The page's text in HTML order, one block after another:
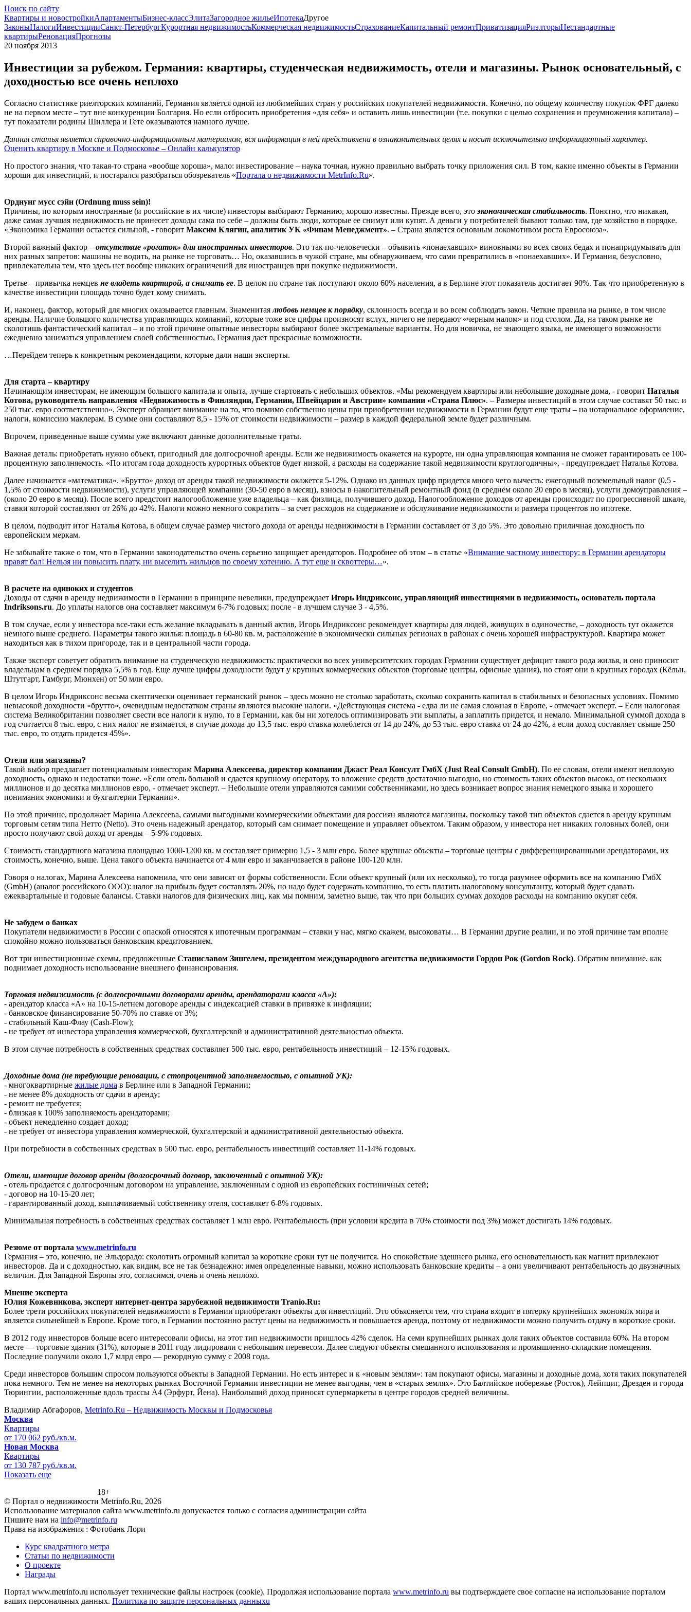
Поиск по сайту
Квартиры и новостройкиАпартаментыБизнес-классЭлитаЗагородное жильеИпотекаДругое
ЗаконыНалогиИнвестицииСанкт-ПетербургКурортная недвижимостьКоммерческая недвижимостьСтрахованиеКапитальный ремонтПриватизацияРиэлторыНестандартные
квартирыРеновацияПрогнозы
20 ноября 2013
Инвестиции за рубежом. Германия: квартиры, студенческая недвижимость, отели и магазины. Рынок основательный, с
доходностью все очень неплохо
Согласно статистике риелторских компаний, Германия является одной из любимейших стран у российских покупателей недвижимости. Конечно, по общему количеству покупок ФРГ далеко
не на первом месте – тут вне конкуренции Болгария. Но если отбросить приобретения «для себя» и оставить лишь инвестиции (т.е. покупки с целью сохранения и преумножения капитала) –
тут показатели родины Шиллера и Гете оказываются намного лучше.
Данная статья является справочно-информационным материалом, вся информация в ней представлена в ознакомительных целях и носит исключительно информационный характер.
Оценить квартиру в Москве и Подмосковье – Онлайн калькулятор
Но простого знания, что такая-то страна «вообще хороша», мало: инвестирование – наука точная, нужно правильно выбрать точку приложения сил. В том, какие именно объекты в Германии
хороши для инвестиций, и постарался разобраться обозреватель «Портала о недвижимости MetrInfo.Ru».
Орднунг мусс сэйн (Ordnung muss sein)!
Причины, по которым иностранные (и российские в их числе) инвесторы выбирают Германию, хорошо известны. Прежде всего, этоэкономическая стабильность. Понятно, что никакая,
даже самая лучшая недвижимость не принесет доходы сама по себе – должны быть люди, которые ее снимут или купят. А деньги у потребителей бывают только там, где хозяйство в порядке.
«Экономика Германии остается сильной, - говорит Максим Клягин, аналитик УК «Финам Менеджмент». – Страна является основным локомотивом роста Евросоюза».
Второй важный фактор – отсутствие «рогаток» для иностранных инвесторов. Это так по-человечески – объявить «понаехавших» виновными во всех своих бедах и понапридумывать для
них разных запретов: машины не водить, на рынке не торговать… Но, оказавшись в чужой стране, мы обнаруживаем, что сами превратились в «понаехавших». И Германия, безусловно,
привлекательна тем, что здесь нет вообще никаких ограничений для иностранцев при покупке недвижимости.
Третье – привычка немцев не владеть квартирой, а снимать ее. В целом по стране так поступают около 60% населения, а в Берлине этот показатель достигает 90%. Так что приобретенную в
качестве инвестиции площадь точно будет кому снимать.
И, наконец, фактор, который для многих оказывается главным. Знаменитаялюбовь немцев к порядку, склонность всегда и во всем соблюдать закон. Четкие правила на рынке, в том числе
аренды. Наличие большого количества управляющих компаний, которые тоже все цифры произносят вслух, ничего не передают «черным налом» и под столом. Да, на таком рынке не
сколотишь фантастический капитал – и по этой причине опытные инвесторы выбирают более экстремальные варианты. Но для новичка, не знающего языка, не имеющего возможности
ежедневно заниматься управлением своей собственностью, Германия дает прекрасные возможности.
…Перейдем теперь к конкретным рекомендациям, которые дали наши эксперты.
Для старта – квартиру
Начинающим инвесторам, не имеющим большого капитала и опыта, лучше стартовать с небольших объектов. «Мы рекомендуем квартиры или небольшие доходные дома, - говорит Наталья
Котова, руководитель направления «Недвижимость в Финляндии, Германии, Швейцарии и Австрии» компании «Страна Плюс». – Размеры инвестиций в этом случае составят 50 тыс. и
250 тыс. евро соответственно». Эксперт обращает внимание на то, что помимо собственно цены при приобретении недвижимости в Германии будут еще траты – на нотариальное оформление,
налоги, комиссию маклерам. В сумме они составляют 8,5 - 15% от стоимости недвижимости – размер в каждой федеральной земле будет различным.
Впрочем, приведенные выше суммы уже включают данные дополнительные траты.
Важная деталь: приобретать нужно объект, пригодный для долгосрочной аренды. Если же недвижимость окажется на курорте, ни одна управляющая компания не сможет гарантировать ее 100-
процентную заполняемость. «По итогам года доходность курортных объектов будет низкой, а расходы на содержание такой недвижимости круглогодичны», - предупреждает Наталья Котова.
Далее начинается «математика». «Брутто» доход от аренды такой недвижимости окажется 5-12%. Однако из данных цифр придется много чего вычесть: ежегодный поземельный налог (0,5 -
1,5% от стоимости недвижимости), услуги управляющей компании (30-50 евро в месяц), взносы в накопительный ремонтный фонд (в среднем около 20 евро в месяц), услуги домоуправления –
(около 20 евро в месяц). После всего предстоит налогообложение уже владельца – как физлица, получившего доход. Налогообложение доходов от аренды происходит по прогрессивной шкале,
ставки которой составляют от 26% до 42%. Налоги можно немного сократить – за счет расходов на содержание и обслуживание недвижимости и размера процентов по ипотеке.
В целом, подводит итог Наталья Котова, в общем случае размер чистого дохода от аренды недвижимости в Германии составляет от 3 до 5%. Это довольно приличная доходность по
европейским меркам.
Не забывайте также о том, что в Германии законодательство очень серьезно защищает арендаторов. Подробнее об этом – в статье «Внимание частному инвестору: в Германии арендаторы
правят бал! Нельзя ни повысить плату, ни выселить жильцов по своему хотению. А тут еще и сквоттеры…».
В расчете на одиноких и студентов
Доходы от сдачи в аренду недвижимости в Германии в принципе невелики, предупреждает Игорь Индриксонс, управляющий инвестициями в недвижимость, основатель портала
Indriksons.ru. До уплаты налогов она составляет максимум 6-7% годовых; после - в лучшем случае 3 - 4,5%.
В том случае, если у инвестора все-таки есть желание вкладывать в данный актив, Игорь Индриксонс рекомендует квартиры для людей, живущих в одиночестве, – доходность тут окажется
немного выше среднего. Параметры такого жилья: площадь в 60-80 кв. м, расположение в экономически сильных регионах в районах с очень хорошей инфраструктурой. Квартира может
находиться как в тихом пригороде, так и в центральной части города.
Также эксперт советует обратить внимание на студенческую недвижимость: практически во всех университетских городах Германии существует дефицит такого рода жилья, и оно приносит
владельцам в среднем порядка 5,5% в год. Еще лучше цифры доходности будут у крупных коммерческих объектов (торговые центры, офисные здания), но стоят они в крупных городах (Кёльн,
Штутгарт, Гамбург, Мюнхен) от 50 млн евро.
В целом Игорь Индриксонс весьма скептически оценивает германский рынок – здесь можно не столько заработать, сколько сохранить капитал в стабильных и безопасных условиях. Помимо
невысокой доходности «брутто», очевидным недостатком страны являются высокие налоги. «Действующая система - едва ли не самая сложная в Европе, - отмечает эксперт. – Если налоговая
система Великобритании позволяет свести все налоги к нулю, то в Германии, как бы ни хотелось оптимизировать эти выплаты, а заплатить придется, и немало. Минимальной суммой дохода в
год считается 8 тыс. евро, с них налог не взимается, в случае дохода до 13,5 тыс. евро ставка колеблется от 14 до 24%, до 53 тыс. евро ставка от 24 до 42%, а если доход составляет свыше 250
тыс. евро, то отдать придется 45%».
Отели или магазины?
Такой выбор предлагает потенциальным инвесторам Марина Алексеева, директор компании Джаст Реал Консулт ГмбХ (Just Real Consult GmbH). По ее словам, отели имеют неплохую
доходность, однако и недостатки тоже. «Если отель большой и сдается крупному оператору, то вложение средств достаточно выгодно, но стоимость таких объектов высока, от нескольких
миллионов и до десятка миллионов евро, - отмечает эксперт. – Небольшие отели управляются самими собственниками, но здесь возникает вопрос знания немецкого языка и хорошего
понимания экономики и бухгалтерии Германии».
По этой причине, продолжает Марина Алексеева, самыми выгодными коммерческими объектами для россиян являются магазины, поскольку такой тип объектов сдается в аренду крупным
торговым сетям типа Нетто (Netto). Это очень надежный арендатор, который сам снимает помещение и управляет объектом. Таким образом, у инвестора нет никаких головных болей, они
просто получают свой доход от аренды – 5-9% годовых.
Стоимость стандартного магазина площадью 1000-1200 кв. м составляет примерно 1,5 - 3 млн евро. Более крупные объекты – торговые центры с дифференцированными арендаторами, их
стоимость, конечно, выше. Цена такого объекта начинается от 4 млн евро и заканчивается в районе 100-120 млн.
Говоря о налогах, Марина Алексеева напомнила, что они зависят от формы собственности. Если объект крупный (или их несколько), то тогда разумнее оформить все на компанию ГмбХ
(GmbH) (аналог российского ООО): налог на прибыль будет составлять 20%, но надо будет содержать компанию, то есть платить налоговому консультанту, который будет сдавать
ежеквартальные и годовые балансы. Ставки налогов для физических лиц, как мы помним, заметно выше, так что при больших суммах доходов расходы на компанию окупят себя.
Не забудем о банках
Покупатели недвижимости в России с опаской относятся к ипотечным программам – ставки у нас, мягко скажем, высоковаты… В Германии другие реалии, и по этой причине там вполне
спокойно можно пользоваться банковским кредитованием.
Вот три инвестиционные схемы, предложенные Станиславом Зингелем, президентом международного агентства недвижимости Гордон Рок (Gordon Rock). Обратим внимание, как
поднимает доходность использование внешнего финансирования.
Торговая недвижимость (с долгосрочными договорами аренды, арендаторами класса «А»):
- арендатор класса «А» на 10-15-летнем договоре аренды с индексацией ставки в привязке к инфляции;
- банковское финансирование 50-70% по ставке от 3%;
- стабильный Каш-Флау (Cash-Flow);
- не требует от инвестора управления коммерческой, бухгалтерской и административной деятельностью объекта.
В этом случае потребность в собственных средствах составляет 500 тыс. евро, рентабельность инвестиций – 12-15% годовых.
Доходные дома (не требующие реновации, с стопроцентной заполняемостью, с опытной УК):
- многоквартирные жилые дома в Берлине или в Западной Германии;
- не менее 8% доходность от сдачи в аренду;
- ремонт не требуется;
- близкая к 100% заполняемость арендаторами;
- объект немедленно создает доход;
- не требует от инвестора управления коммерческой, бухгалтерской и административной деятельностью объекта.
При потребности в собственных средствах в 500 тыс. евро, рентабельность инвестиций составляет 11-14% годовых.
Отели, имеющие договор аренды (долгосрочный договор, заключенный с опытной УК):
- отель продается с долгосрочным договором на управление, заключенным с одной из европейских гостиничных сетей;
- договор на 10-15-20 лет;
- гарантированный доход, выплачиваемый собственнику отеля, составляет 6-8% годовых.
Минимальная потребность в собственных средствах составляет 1 млн евро. Рентабельность (при условии кредита в 70% стоимости под 3%) может достигать 14% годовых.
Резюме от портала www.metrinfo.ru
Германия – это, конечно, не Эльдорадо: сколотить огромный капитал за короткие сроки тут не получится. Но спокойствие здешнего рынка, его основательность как магнит привлекают
инвесторов. Да и с доходностью, как видим, все не так безнадежно: имея определенные навыки, можно использовать банковские кредиты – а они увеличивают рентабельность до двузначных
величин. Для Западной Европы это, согласимся, очень и очень неплохо.
Мнение эксперта
Юлия Кожевникова, эксперт интернет-центра зарубежной недвижимости Tranio.Ru:
Более трети российских покупателей недвижимости в Германии приобретают объекты для инвестиций. Это объясняется тем, что страна входит в пятерку крупнейших экономик мира и
является сильнейшей в Европе. Кроме того, в Германии постоянно растут цены на недвижимость и повышается аренда, поэтому от недвижимости можно получить отдачу в короткие сроки.
В 2012 году инвесторов больше всего интересовали офисы, на этот тип недвижимости пришлось 42% сделок. На семи крупнейших рынках доля таких объектов составила 60%. На втором
месте — торговые здания (31%), которые в 2011 году лидировали с небольшим перевесом. Далее следуют объекты смешанного использования и промышленно-складские помещения.
Последние получили около 1,7 млрд евро — рекордную сумму с 2008 года.
Среди инвесторов бoльшим спросом пользуются объекты в Западной Германии. Но есть интерес и к «новым землям»: там покупают офисы, магазины и доходные дома, хотя таких покупателей
пока немного. Тем не менее на некоторых рынках Восточной Германии инвестиции не менее выгодны, чем в «старых землях». Это Балтийское побережье (Росток), Лейпциг, Дрезден и города
Тюрингии, расположенные вдоль трассы А4 (Эрфурт, Йена). Наибольший доход приносят супермаркеты в центре городов средней величины.
Владимир Абгафоров, Metrinfo.Ru – Недвижимость Москвы и Подмосковья
Москва
Квартиры
от 170 062 руб./кв.м.
Новая Москва
Квартиры
от 130 787 руб./кв.м.
Показать еще
18+
© Портал о недвижимости Metrinfo.Ru, 2026
Использование материалов сайта www.metrinfo.ru допускается только с согласия администрации сайта
Пишите нам на info@metrinfo.ru
Права на изображения : Фотобанк Лори
Курс квадратного метра
Статьи по недвижимости
О проекте
Награды
Портал www.metrinfo.ru использует технические файлы настроек (cookie). Продолжая использование портала www.metrinfo.ru вы подтверждаете свое согласие на использование порталом
ваших персональных данных. Политика по защите персональных данныхu